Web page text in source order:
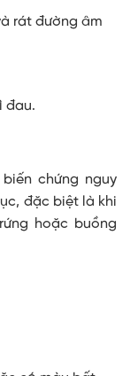
rát đường âm
đau.
chứng nguy
đặc biệt là khi
hoặc buồng